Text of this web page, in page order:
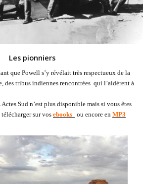
Les pionniers
que Powell s’y révélait très respectueux de la
des tribus indiennes rencontrées qui l’aidèrent à
Sud n’est plus disponible mais si vous êtes
sur vos ebooks ou encore en MP3